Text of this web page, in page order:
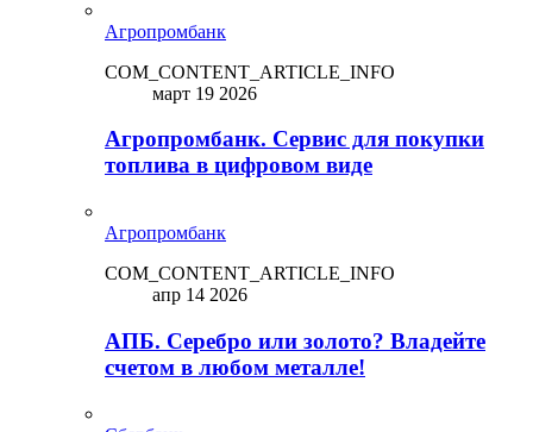
Агропромбанк
COM_CONTENT_ARTICLE_INFO
март 19 2026
Агропромбанк. Сервис для покупки
топлива в цифровом виде
Агропромбанк
COM_CONTENT_ARTICLE_INFO
апр 14 2026
АПБ. Серебро или золото? Владейте
счетом в любом металле!